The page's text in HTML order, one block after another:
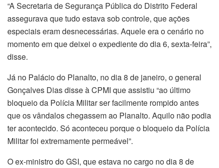
“A Secretaria de Segurança Pública do Distrito Federal
assegurava que tudo estava sob controle, que ações
especiais eram desnecessárias. Aquele era o cenário no
momento em que deixei o expediente do dia 6, sexta-feira”,
disse.
Já no Palácio do Planalto, no dia 8 de janeiro, o general
Gonçalves Dias disse à CPMI que assistiu “ao último
bloqueio da Polícia Militar ser facilmente rompido antes
que os vândalos chegassem ao Planalto. Aquilo não podia
ter acontecido. Só aconteceu porque o bloqueio da Polícia
Militar foi extremamente permeável”.
O ex-ministro do GSI, que estava no cargo no dia 8 de